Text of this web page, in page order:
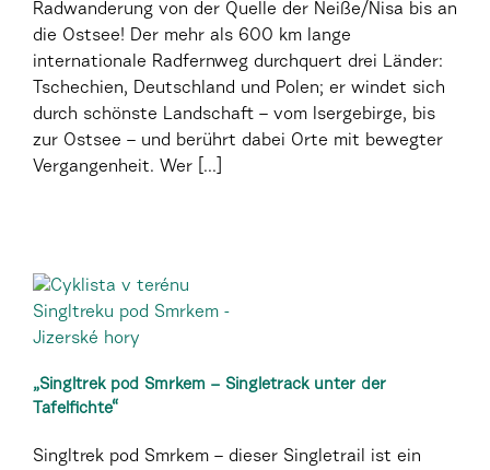
Radwanderung von der Quelle der Neiße/Nisa bis an
die Ostsee! Der mehr als 600 km lange
internationale Radfernweg durchquert drei Länder:
Tschechien, Deutschland und Polen; er windet sich
durch schönste Landschaft – vom Isergebirge, bis
zur Ostsee – und berührt dabei Orte mit bewegter
Vergangenheit. Wer [...]
„Singltrek pod Smrkem – Singletrack unter der
Tafelfichte“
Singltrek pod Smrkem – dieser Singletrail ist ein